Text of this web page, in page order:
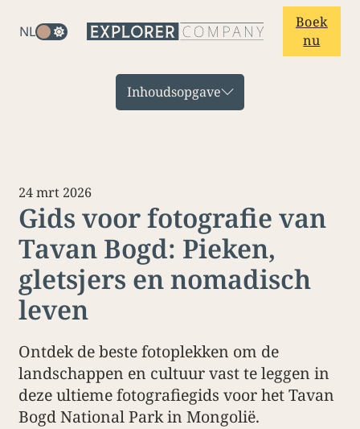
NL
Boek
nu
Inhoudsopgave
Gids voor fotografie van
Tavan Bogd: Pieken,
gletsjers en nomadisch
leven
24 mrt 2026
Ontdek de beste fotoplekken om de
landschappen en cultuur vast te leggen in
deze ultieme fotografiegids voor het Tavan
Bogd National Park in Mongolië.